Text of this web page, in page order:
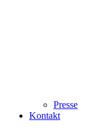
Presse
Kontakt